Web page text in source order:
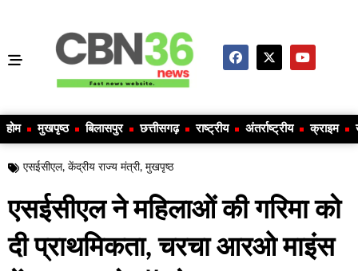
होम मुखपृष्ठ बिलासपुर छत्तीसगढ़ राष्ट्रीय अंतर्राष्ट्रीय क्राइम
एसईसीएल, केंद्रीय राज्य मंत्री, मुखपृष्ठ
एसईसीएल ने महिलाओं की गरिमा को
दी प्राथमिकता, चरचा आरओ माइंस